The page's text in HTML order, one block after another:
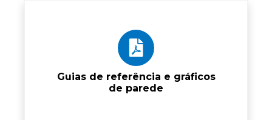
Guias de referência e gráficos
de parede